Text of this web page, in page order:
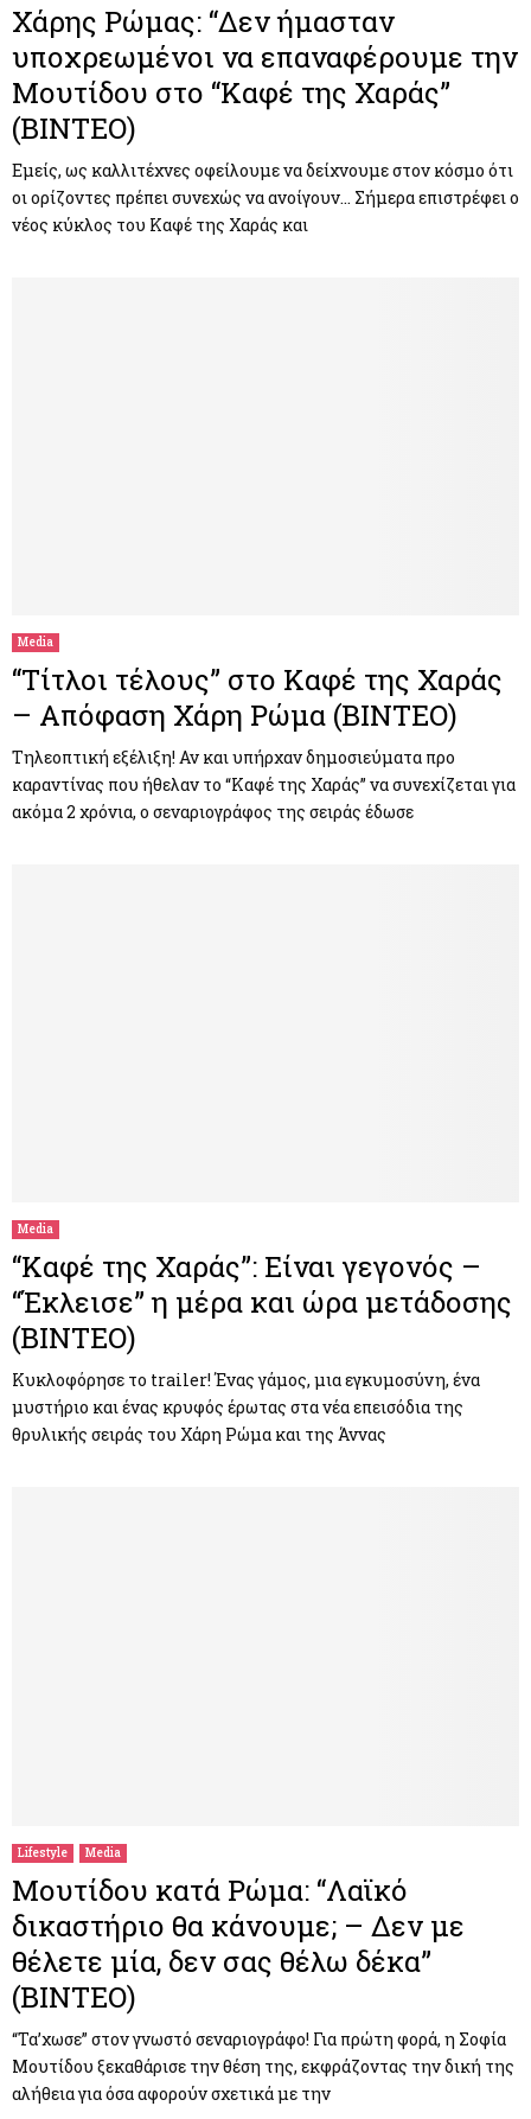
Χάρης Ρώμας: “Δεν ήμασταν
υποχρεωμένοι να επαναφέρουμε την
Μουτίδου στο “Καφέ της Χαράς”
(ΒΙΝΤΕΟ)
Εμείς, ως καλλιτέχνες οφείλουμε να δείχνουμε στον κόσμο ότι
οι ορίζοντες πρέπει συνεχώς να ανοίγουν… Σήμερα επιστρέφει ο
νέος κύκλος του Καφέ της Χαράς και
Media
“Τίτλοι τέλους” στο Καφέ της Χαράς
– Απόφαση Χάρη Ρώμα (ΒΙΝΤΕΟ)
Τηλεοπτική εξέλιξη! Αν και υπήρχαν δημοσιεύματα προ
καραντίνας που ήθελαν το “Καφέ της Χαράς” να συνεχίζεται για
ακόμα 2 χρόνια, ο σεναριογράφος της σειράς έδωσε
Media
“Καφέ της Χαράς”: Είναι γεγονός –
“Έκλεισε” η μέρα και ώρα μετάδοσης
(ΒΙΝΤΕΟ)
Κυκλοφόρησε το trailer! Ένας γάμος, μια εγκυμοσύνη, ένα
μυστήριο και ένας κρυφός έρωτας στα νέα επεισόδια της
θρυλικής σειράς του Χάρη Ρώμα και της Άννας
Lifestyle Media
Μουτίδου κατά Ρώμα: “Λαϊκό
δικαστήριο θα κάνουμε; – Δεν με
θέλετε μία, δεν σας θέλω δέκα”
(ΒΙΝΤΕΟ)
“Τα’χωσε” στον γνωστό σεναριογράφο! Για πρώτη φορά, η Σοφία
Μουτίδου ξεκαθάρισε την θέση της, εκφράζοντας την δική της
αλήθεια για όσα αφορούν σχετικά με την